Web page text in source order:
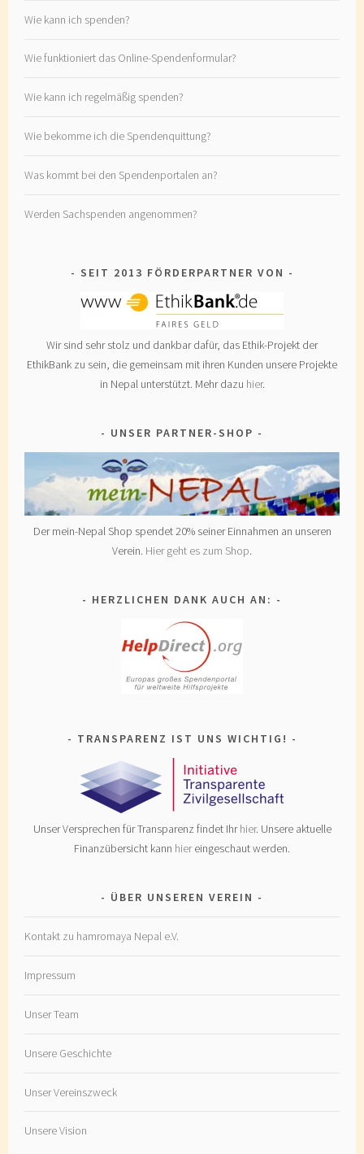
Wie kann ich spenden?
Wie funktioniert das Online-Spendenformular?
Wie kann ich regelmäßig spenden?
Wie bekomme ich die Spendenquittung?
Was kommt bei den Spendenportalen an?
Werden Sachspenden angenommen?
SEIT 2013 FÖRDERPARTNER VON
Wir sind sehr stolz und dankbar dafür, das Ethik-Projekt der
EthikBank zu sein, die gemeinsam mit ihren Kunden unsere Projekte
in Nepal unterstützt. Mehr dazu hier.
UNSER PARTNER-SHOP
Der mein-Nepal Shop spendet 20% seiner Einnahmen an unseren
Verein. Hier geht es zum Shop.
HERZLICHEN DANK AUCH AN:
TRANSPARENZ IST UNS WICHTIG!
Unser Versprechen für Transparenz findet Ihrhier. Unsere aktuelle
Finanzübersicht kann hiereingeschaut werden.
ÜBER UNSEREN VEREIN
Kontakt zu hamromaya Nepal e.V.
Impressum
Unser Team
Unsere Geschichte
Unser Vereinszweck
Unsere Vision